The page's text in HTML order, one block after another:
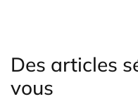
Des articles
vous